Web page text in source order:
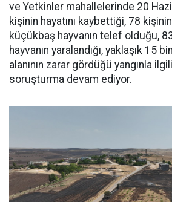
ve Yetkinler mahallelerinde 20
kişinin hayatını kaybettiği, 78
küçükbaş hayvanın telef olduğu,
hayvanın yaralandığı, yaklaşık 15
alanının zarar gördüğü yangınla
soruşturma devam ediyor.